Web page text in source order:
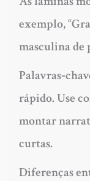
exemplo,
masculina de
rápido. Use
montar
curtas.
Diferenças